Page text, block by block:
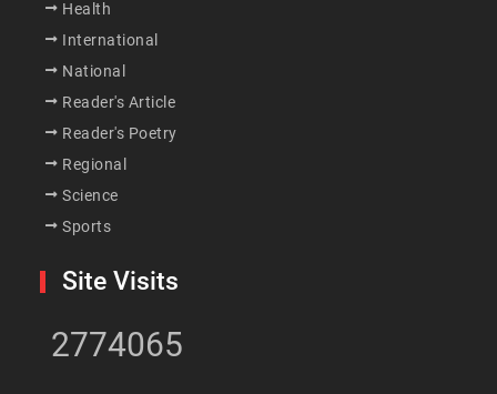
Health
International
National
Reader's Article
Reader's Poetry
Regional
Science
Sports
Site Visits
2774065